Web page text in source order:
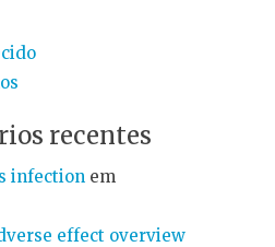
recentes
infectionem
effect overview